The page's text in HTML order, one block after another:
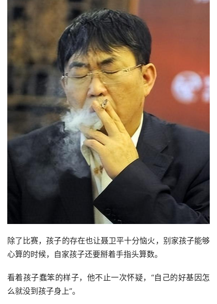
看着信里的辱骂，王静十分委屈，她极少干涉对方的事业，
而是将重心放在了孩子上，没想到还有此指责。
而更让她难受的是，聂卫平知道后也不去安慰她。
时间一长，两人间有了间隙。